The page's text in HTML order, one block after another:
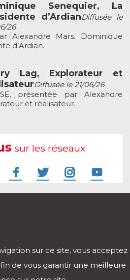
Senequier, La
d’ArdianDiffusée le
26
Alexandre Mars. Dominique
d’Ardian.
Lag, Explorateur et
Diffusée le 21/06/26
présentée par Alexandre
et réalisateur.
sur les réseaux
pour iOs et Android
sur ce site, vous acceptez
de vous garantir une meilleure